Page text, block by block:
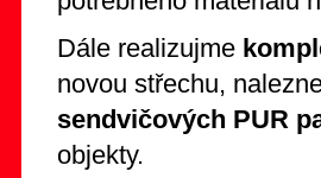
Dále realizujme
novou střechu,
sendvičových PUR
objekty.